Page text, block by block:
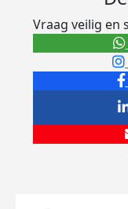
Vraag veilig en